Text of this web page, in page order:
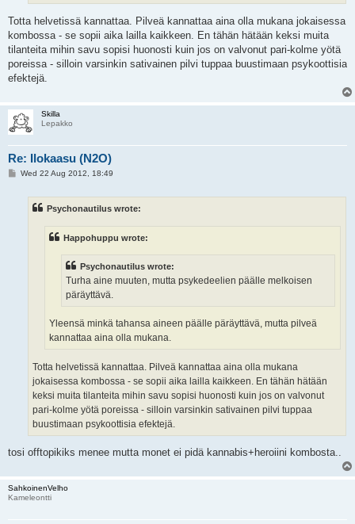
Totta helvetissä kannattaa. Pilveä kannattaa aina olla mukana jokaisessa
kombossa - se sopii aika lailla kaikkeen. En tähän hätään keksi muita
tilanteita mihin savu sopisi huonosti kuin jos on valvonut pari-kolme yötä
poreissa - silloin varsinkin sativainen pilvi tuppaa buustimaan psykoottisia
efektejä.
Skilla
Lepakko
Re: Ilokaasu (N2O)
PWed 22 Aug 2012, 18:49
Psychonautilus wrote:
Happohuppu wrote:
Psychonautilus wrote:
Turha aine muuten, mutta psykedeelien päälle melkoisen
päräyttävä.
Yleensä minkä tahansa aineen päälle päräyttävä, mutta pilveä
kannattaa aina olla mukana.
Totta helvetissä kannattaa. Pilveä kannattaa aina olla mukana
jokaisessa kombossa - se sopii aika lailla kaikkeen. En tähän hätään
keksi muita tilanteita mihin savu sopisi huonosti kuin jos on valvonut
pari-kolme yötä poreissa - silloin varsinkin sativainen pilvi tuppaa
buustimaan psykoottisia efektejä.
tosi offtopikiks menee mutta monet ei pidä kannabis+heroiini kombosta..
SahkoinenVelho
Kameleontti